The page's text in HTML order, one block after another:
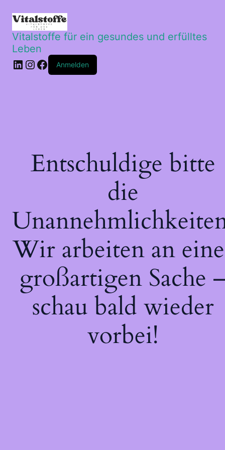
Vitalstoffe für ein gesundes und erfülltes
Leben
LinkedIn
Instagram
Facebook
Anmelden
Entschuldige bitte
die
Wir arbeiten an
großartigen Sache
schau bald wieder
vorbei!